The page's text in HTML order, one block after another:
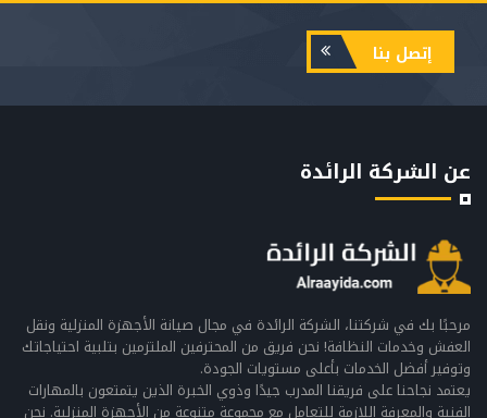
إتصل بنا
عن الشركة الرائدة
مرحبًا بك في شركتنا، الشركة الرائدة في مجال صيانة الأجهزة المنزلية ونقل
العفش وخدمات النظافة! نحن فريق من المحترفين الملتزمين بتلبية احتياجاتك
وتوفير أفضل الخدمات بأعلى مستويات الجودة.
يعتمد نجاحنا على فريقنا المدرب جيدًا وذوي الخبرة الذين يتمتعون بالمهارات
الفنية والمعرفة اللازمة للتعامل مع مجموعة متنوعة من الأجهزة المنزلية. نحن